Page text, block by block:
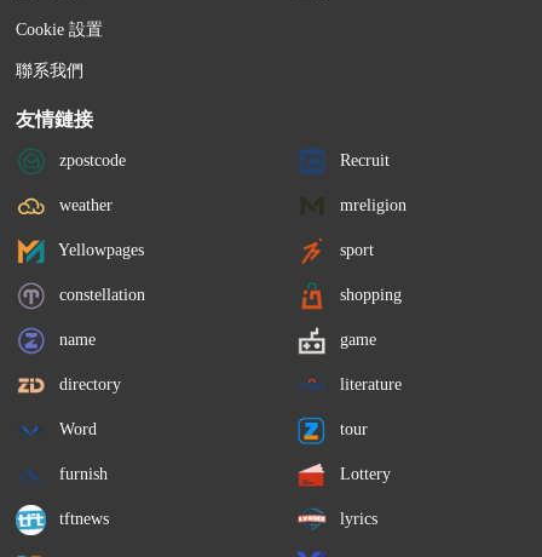
Cookie 設置
聯系我們
友情鏈接
zpostcode Recruit
weather mreligion
Yellowpages sport
constellation shopping
name game
directory literature
Word tour
furnish Lottery
tftnews lyrics